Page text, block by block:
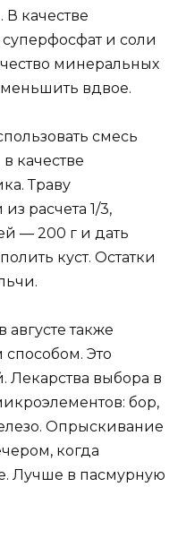
качестве
и соли
минеральных
вдвое.
смесь
качестве
Траву
расчета 1/3,
— 200 г и дать
куст. Остатки
также
Это
Лекарства выбора в
бор,
Опрыскивание
когда
Лучше в пасмурную